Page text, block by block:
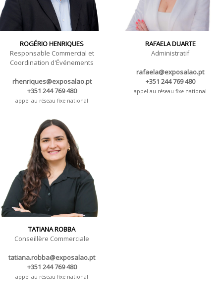
ROGÉRIO HENRIQUES
Responsable Commercial et
Coordination d'Événements
rhenriques@exposalao.pt
+351 244 769 480
appel au réseau fixe national
RAFAELA DUARTE
Administratif
rafaela@exposalao.pt
+351 244 769 480
appel au réseau fixe national
TATIANA ROBBA
Conseillère Commerciale
tatiana.robba@exposalao.pt
+351 244 769 480
appel au réseau fixe national